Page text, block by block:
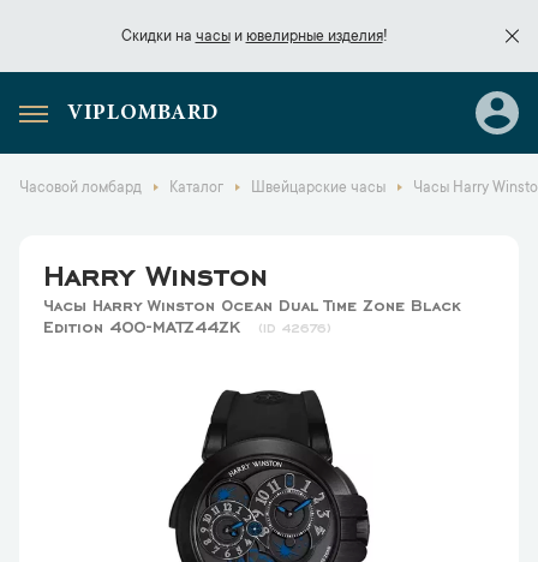
Скидки на часыи ювелирные изделия!
Скидки начасы
VIPLOMBARD
Часовой ломбард Каталог Швейцарские часы Часы Harry
Harry Winston
Часы Harry Winston Ocean Dual Time Zone Black
Edition 400-MATZ44ZK
42676